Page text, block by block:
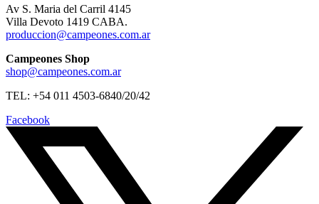
Av S. Maria del Carril 4145
Villa Devoto 1419 CABA.
produccion@campeones.com.ar
Campeones Shop
shop@campeones.com.ar
TEL: +54 011 4503-6840/20/42
Facebook